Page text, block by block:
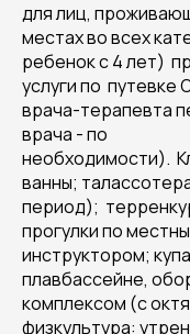
для лиц,
местах во всех
ребенок с 4 лет)
услуги по
врача-терапевта
врача - по
необходимости).
ванны;
период);
прогулки по
инструктором;
плавбассейне,
комплексом (с
физкультура: